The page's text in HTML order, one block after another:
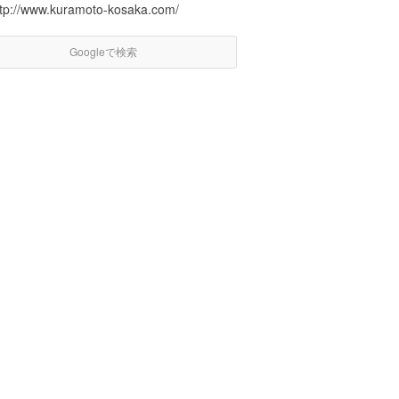
www.kuramoto-kosaka.com/
Googleで検索